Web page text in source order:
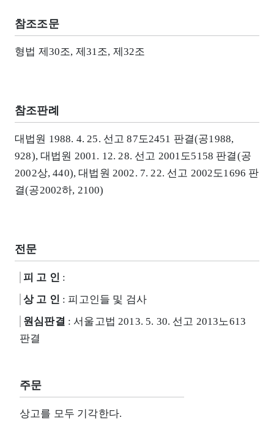
참조조문
형법 제30조, 제31조, 제32조
참조판례
대법원 1988. 4. 25. 선고 87도2451 판결(공1988,
928), 대법원 2001. 12. 28. 선고 2001도5158 판결(공
2002상, 440), 대법원 2002. 7. 22. 선고 2002도1696 판
결(공2002하, 2100)
전문
피 고 인 :
상 고 인 : 피고인들 및 검사
원심판결 : 서울고법 2013. 5. 30. 선고 2013노613
판결
주문
상고를 모두 기각한다.